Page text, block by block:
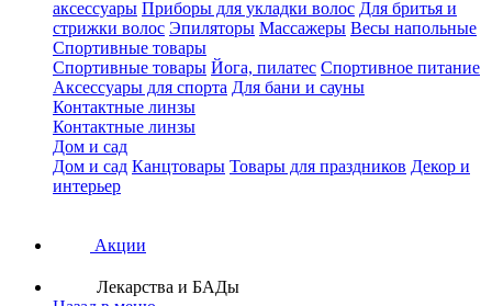
аксессуары Приборы для укладки волос Для бритья и
стрижки волос Эпиляторы Массажеры Весы напольные
Спортивные товары
Спортивные товары Йога, пилатес Спортивное питание
Аксессуары для спорта Для бани и сауны
Контактные линзы
Контактные линзы
Дом и сад
Дом и сад Канцтовары Товары для праздников Декор и
интерьер
Акции
Лекарства и БАДы